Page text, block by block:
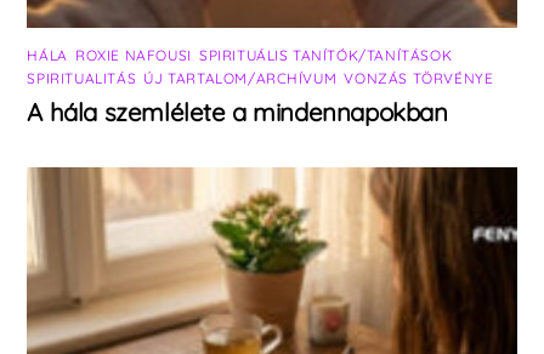
HÁLA ROXIE NAFOUSI SPIRITUÁLIS TANÍTÓK/TANÍTÁSOK
SPIRITUALITÁS ÚJ TARTALOM/ARCHÍVUM ,VONZÁS TÖRVÉNYE
A hála szemlélete a mindennapokban